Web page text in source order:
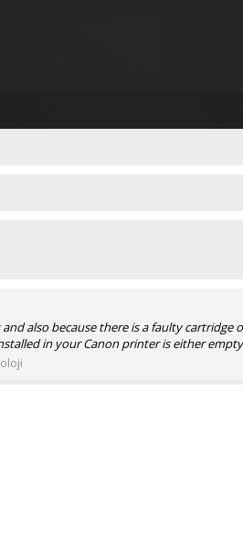
also because there is a faulty
in your Canon printer is either